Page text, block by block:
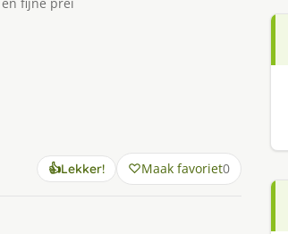
👍Lekker! Maak favoriet0